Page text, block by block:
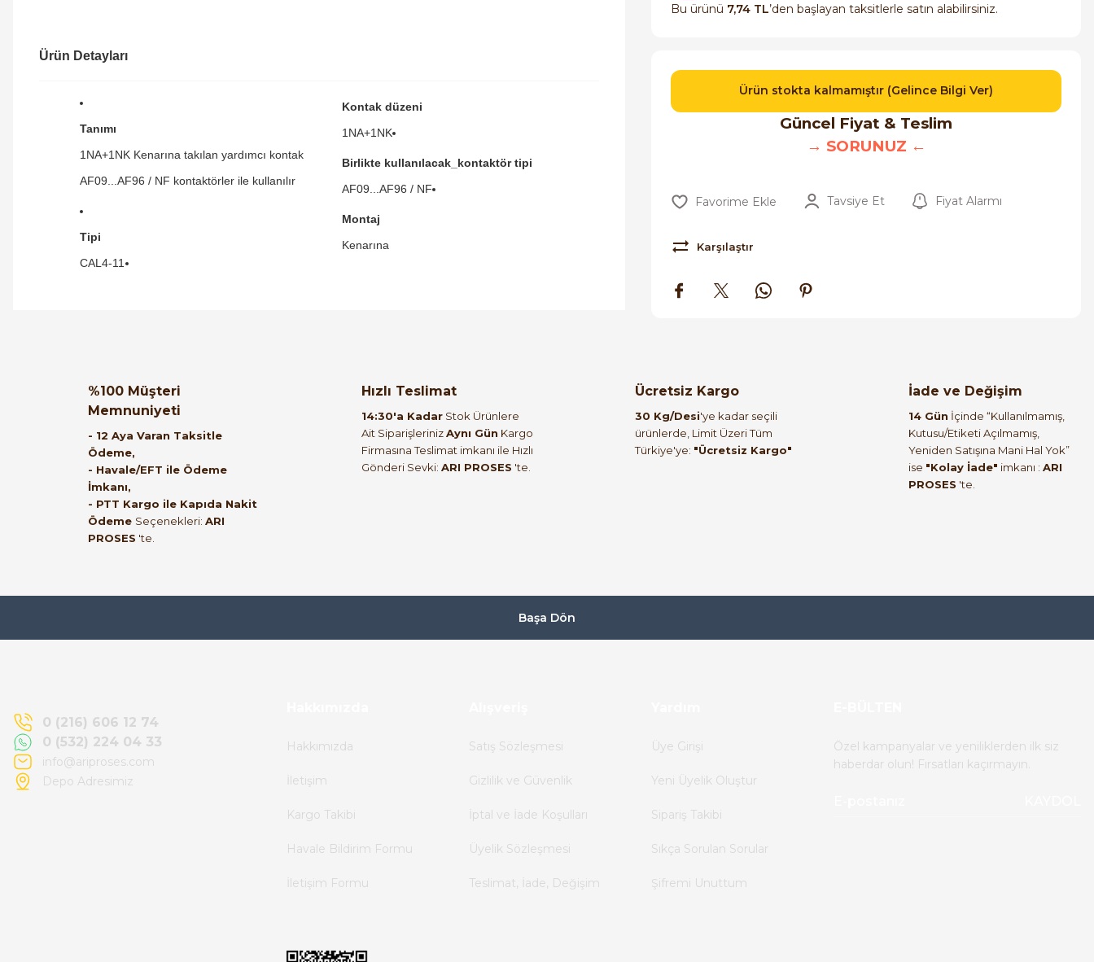
Ürün Detayları
Tanımı
1NA+1NK Kenarına takılan yardımcı kontak
AF09...AF96 / NF kontaktörler ile kullanılır
Tipi
CAL4-11
Kontak düzeni
1NA+1NK
Birlikte kullanılacak_kontaktör tipi
AF09...AF96 / NF
Montaj
Kenarına
B... A... | 27/06/2026
Satıcı ilgili ve çok yardım severdi bundan
mehmet bey ilgi ve alakası için teşekkür
Paketleme özenliydi, alışveriş sürecinden
Alışveriş süreci de hızlı ve problemsiz geçti.
Havale ile odeme yaptim ve tedirgindim ama
Bu ürünü 7,74 TL’den başlayan taksitlerle satın alabilirsiniz.
Ürün stokta kalmamıştır (Gelince Bilgi Ver)
Güncel Fiyat & Teslim
→ SORUNUZ ←
Tavsiye Et Fiyat Alarmı
Karşılaştır
%100 Müşteri
Memnuniyeti
- 12 Aya Varan Taksitle
Ödeme,
- Havale/EFT ile Ödeme
İmkanı,
- PTT Kargo ile Kapıda Nakit
Ödeme Seçenekleri: ARI
PROSES 'te.
Hızlı Teslimat
14:30'a Kadar Stok Ürünlere
Ait SiparişlerinizAynı Gün Kargo
Firmasına Teslimat imkanı ile Hızlı
Gönderi Sevki: ARI PROSES 'te.
Ücretsiz Kargo
30 Kg/Desi'ye kadar seçili
ürünlerde, Limit Üzeri Tüm
Türkiye'ye: "Ücretsiz Kargo"
İade ve Değişim
14 Gün İçinde “Kullanılmamış,
Kutusu/Etiketi Açılmamış,
Yeniden Satışına Mani Hal Yok”
ise "Kolay İade" imkanı : ARI
PROSES 'te.
Başa Dön
0 (216) 606 12 74
0 (532) 224 04 33
info@ariproses.com
Depo Adresimiz
Hakkımızda
İletişim
Kargo Takibi
Havale Bildirim Formu
İletişim Formu
Satış Sözleşmesi
Gizlilik ve Güvenlik
İptal ve İade Koşulları
Üyelik Sözleşmesi
Teslimat, İade, Değişim
Üye Girişi
Yeni Üyelik Oluştur
Sipariş Takibi
Sıkça Sorulan Sorular
Şifremi Unuttum
Özel kampanyalar ve yeniliklerden ilk siz
haberdar olun! Fırsatları kaçırmayın.